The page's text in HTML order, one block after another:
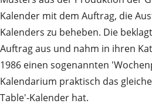
Kalender mit dem Auftrag, die
Kalenders zu beheben. Die
Auftrag aus und nahm in ihren
1986 einen sogenannten
Kalendarium praktisch das
Table'-Kalender hat.